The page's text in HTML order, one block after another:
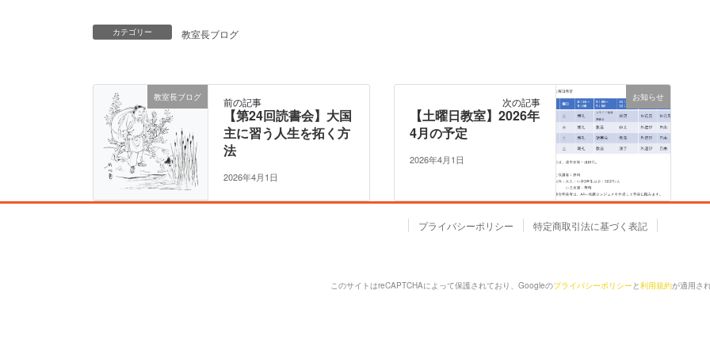
カテゴリー 教室長ブログ
教室長ブログ 前の記事
【第24回読書会】大国
主に習う人生を拓く方
法
2026年4月1日
お知らせ
次の記事
【土曜日教室】2026年
4月の予定
2026年4月1日
プライバシーポリシー 特定商取引法に基づく表記
このサイトはreCAPTCHAによって保護されており、Googleのプライバシーポリシーと利用規約が適用さ